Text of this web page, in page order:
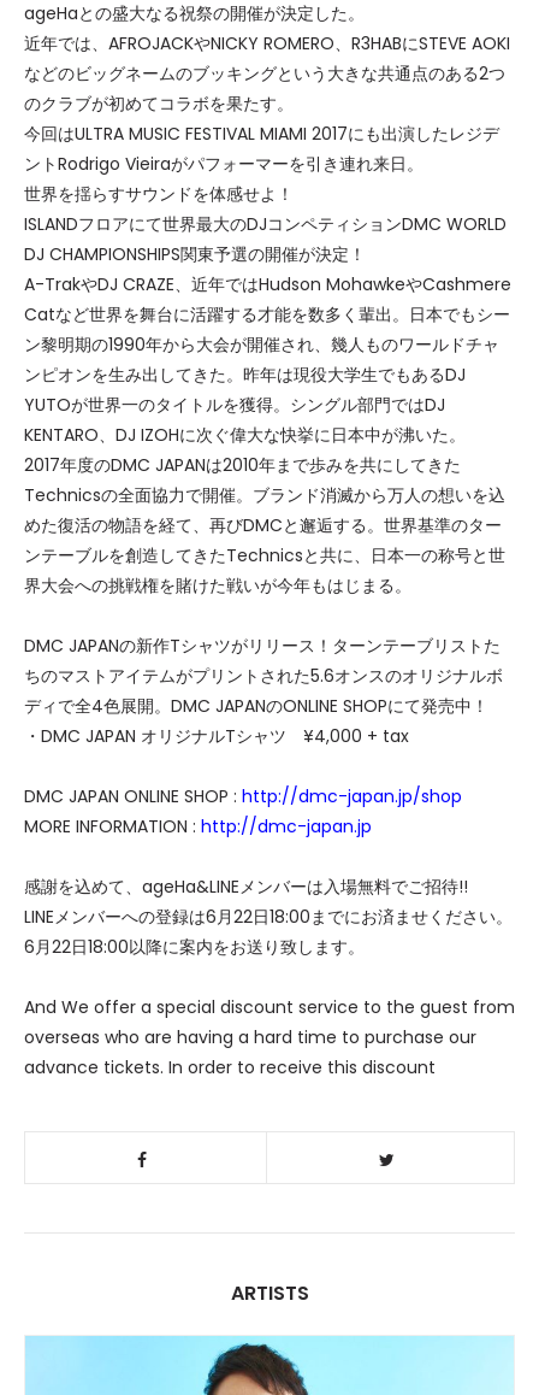
ageHaとの盛大なる祝祭の開催が決定した。
近年では、AFROJACKやNICKY ROMERO、R3HABにSTEVE AOKI
などのビッグネームのブッキングという大きな共通点のある2つ
のクラブが初めてコラボを果たす。
今回はULTRA MUSIC FESTIVAL MIAMI 2017にも出演したレジデ
ントRodrigo Vieiraがパフォーマーを引き連れ来日。
世界を揺らすサウンドを体感せよ！
ISLANDフロアにて世界最大のDJコンペティションDMC WORLD
DJ CHAMPIONSHIPS関東予選の開催が決定！
A-TrakやDJ CRAZE、近年ではHudson MohawkeやCashmere
Catなど世界を舞台に活躍する才能を数多く輩出。日本でもシー
ン黎明期の1990年から大会が開催され、幾人ものワールドチャ
ンピオンを生み出してきた。昨年は現役大学生でもあるDJ
YUTOが世界一のタイトルを獲得。シングル部門ではDJ
KENTARO、DJ IZOHに次ぐ偉大な快挙に日本中が沸いた。
2017年度のDMC JAPANは2010年まで歩みを共にしてきた
Technicsの全面協力で開催。ブランド消滅から万人の想いを込
めた復活の物語を経て、再びDMCと邂逅する。世界基準のター
ンテーブルを創造してきたTechnicsと共に、日本一の称号と世
界大会への挑戦権を賭けた戦いが今年もはじまる。
DMC JAPANの新作Tシャツがリリース！ターンテーブリストた
ちのマストアイテムがプリントされた5.6オンスのオリジナルボ
ディで全4色展開。DMC JAPANのONLINE SHOPにて発売中！
・DMC JAPAN オリジナルTシャツ ¥4,000 + tax
DMC JAPAN ONLINE SHOP : http://dmc-japan.jp/shop
MORE INFORMATION : http://dmc-japan.jp
感謝を込めて、ageHa&LINEメンバーは入場無料でご招待!!
LINEメンバーへの登録は6月22日18:00までにお済ませください。
6月22日18:00以降に案内をお送り致します。
And We offer a special discount service to the guest from
overseas who are having a hard time to purchase our
advance tickets. In order to receive this discount
ARTISTS